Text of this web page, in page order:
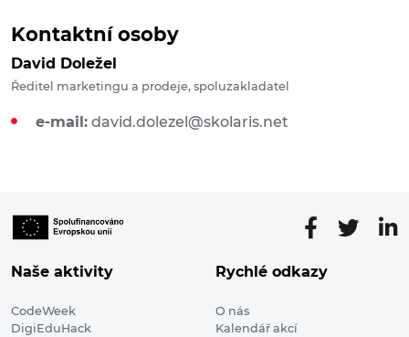
Kontaktní osoby
David Doležel
Ředitel marketingu a prodeje, spoluzakladatel
e-mail: david.dolezel@skolaris.net
Naše aktivity
CodeWeek
DigiEduHack
Rychlé odkazy
O nás
Kalendář akcí